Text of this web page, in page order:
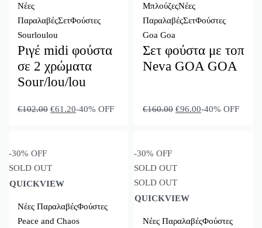
Νέες
ΠαραλαβέςΣετΦούστες
Sourloulou
Ριγέ midi φούστα
σε 2 χρώματα
Sour/lou/lou
€102.00 €61.20-40% OFF
ΜπλούζεςΝέες
ΠαραλαβέςΣετΦούστες
Goa Goa
Σετ φούστα με τοπ
Neva GOA GOA
€160.00 €96.00-40% OFF
-30% OFF
SOLD OUT
QUICKVIEW
Νέες ΠαραλαβέςΦούστες
Peace and Chaos
-30% OFF
SOLD OUT
SOLD OUT
QUICKVIEW
Νέες ΠαραλαβέςΦούστες